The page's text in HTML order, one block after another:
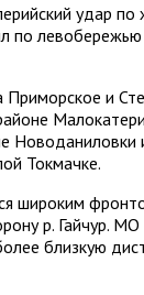
удар по
по
и
Новоданиловки
Токмачке.
широким
р. Гайчур.
близкую